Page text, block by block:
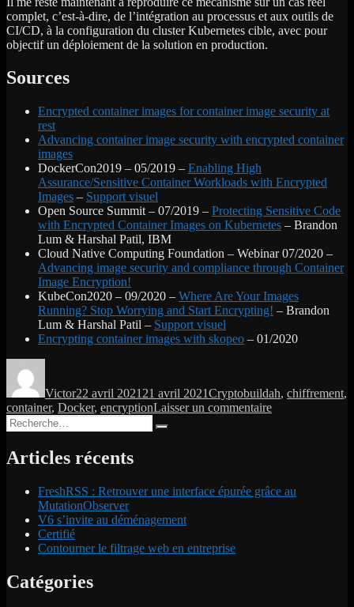
complet, c’est-à-dire, de l’intégration au processus et aux outils de
CI/CD, à la configuration du cluster Kubernetes cible, avec pour
objectif un déploiement de la solution en production.
Sources
Encrypted container images for container image security at
rest
Advancing container image security with encrypted container
images
DockerCon2019 – 05/2019 – Enabling High
Assurance/Sensitive Container Workloads with Encrypted
Images – Support visuel
Open Source Summit – 07/2019 – Protecting Sensitive Code
with Encrypted Container Images on Kubernetes – Brandon
Lum & Harshal Patil, IBM
Cloud Native Computing Foundation – Webinar 07/2020 –
Advancing image security and compliance through Container
Image Encryption!
KubeCon2020 – 09/2020 – Where Are Your Images
Running? Stop Worrying and Start Encrypting! – Brandon
Lum & Harshal Patil – Support visuel
Encrypting container images with skopeo – 01/2020
Victor22 avril 2021 21 avril 2021Cryptobuildah, chiffrement,
container, Docker, encryptionLaisser un commentairesur
Recherche
pour :
Articles récents
FreshRSS : Retrouver une interface épurée grâce au
MutationObserver
V6 s’invite au déménagement
Certifié
Contourner le filtrage web en entreprise
Catégories